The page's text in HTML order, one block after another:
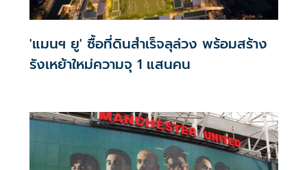
'แมนฯ ยู' ซื้อที่ดินสำเร็จลุล่วง พร้อมสร้าง
รังเหย้าใหม่ความจุ 1 แสนคน